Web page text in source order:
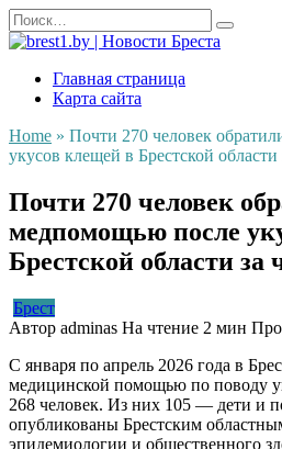
Перейти
к
содержанию
Search
for:
Главная страница
Карта сайта
Home » Почти 270 человек
укусов клещей в Брестской области
Почти 270 человек
медпомощью после
Брестской области за
Брест
Автор adminas На чтение 2 мин
С января по апрель 2026 года в
медицинской помощью по поводу
268 человек. Из них 105 — дети и
опубликованы Брестским
эпидемиологии и общественного